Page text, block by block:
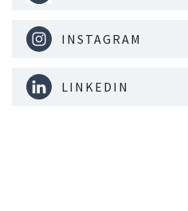
INSTAGRAM
LINKEDIN